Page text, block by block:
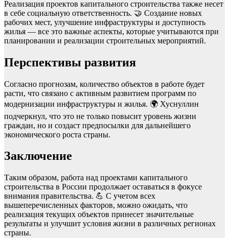
Реализация проектов капитального строительства также несет
в себе социальную ответственность. 🤝 Создание новых
рабочих мест, улучшение инфраструктуры и доступность
жилья — все это важные аспекты, которые учитываются при
планировании и реализации строительных мероприятий.
Перспективы развития
Согласно прогнозам, количество объектов в работе будет
расти, что связано с активным развитием программ по
модернизации инфраструктуры и жилья. 🌍 Хуснуллин
подчеркнул, что это не только повысит уровень жизни
граждан, но и создаст предпосылки для дальнейшего
экономического роста страны.
Заключение
Таким образом, работа над проектами капитального
строительства в России продолжает оставаться в фокусе
внимания правительства. 💪 С учетом всех
вышеперечисленных факторов, можно ожидать, что
реализация текущих объектов принесет значительные
результаты и улучшит условия жизни в различных регионах
страны.